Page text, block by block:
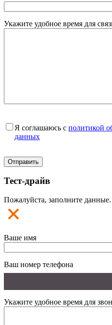
Укажите удобное время для
Я соглашаюсь с политикой
данных
Тест-драйв
Пожалуйста, заполните
Ваше имя
Ваш номер телефона
Укажите удобное время для